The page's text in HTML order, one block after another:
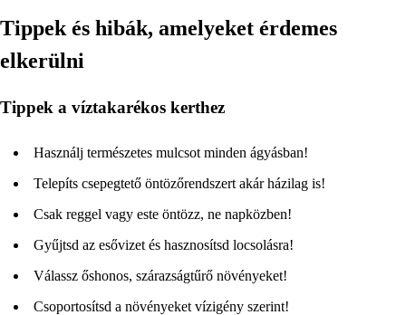
Tippek és hibák, amelyeket érdemes
elkerülni
Tippek a víztakarékos kerthez
Használj természetes mulcsot minden ágyásban!
Telepíts csepegtető öntözőrendszert akár házilag is!
Csak reggel vagy este öntözz, ne napközben!
Gyűjtsd az esővizet és hasznosítsd locsolásra!
Válassz őshonos, szárazságtűrő növényeket!
Csoportosítsd a növényeket vízigény szerint!